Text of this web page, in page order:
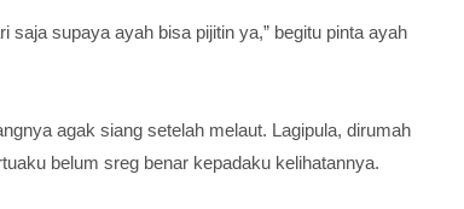
supaya ayah bisa pijitin ya,” begitu pinta ayah
agak siang setelah melaut. Lagipula, dirumah
belum sreg benar kepadaku kelihatannya.